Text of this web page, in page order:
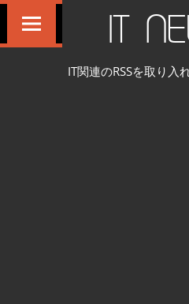
IT
IT関連のRSSを取り入